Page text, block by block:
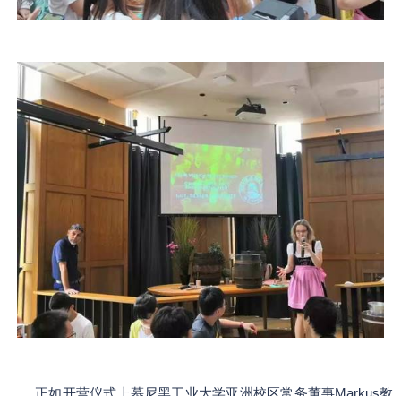
正如开营仪式上慕尼黑工业大学亚洲校区常务董事Markus教